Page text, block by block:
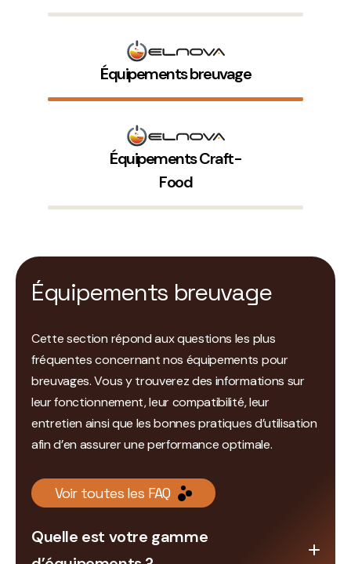
Équipements breuvage
Équipements Craft-
Food
Quelle est votre gamme
Équipements breuvage
Cette section répond aux questions les plus
fréquentes concernant nos équipements pour
breuvages. Vous y trouverez des informations sur
leur fonctionnement, leur compatibilité, leur
entretien ainsi que les bonnes pratiques d’utilisation
afin d’en assurer une performance optimale.
Voir toutes les FAQ